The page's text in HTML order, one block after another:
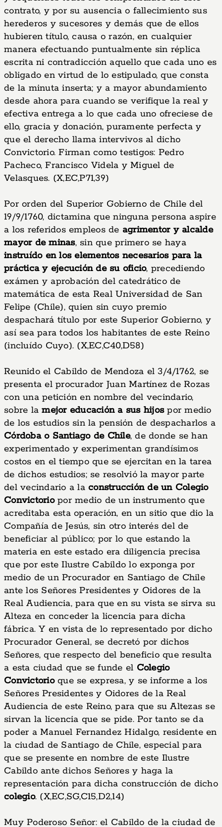
contrato, y por su ausencia o fallecimiento sus
herederos y sucesores y demás que de ellos
hubieren título, causa o razón, en cualquier
manera efectuando puntualmente sin réplica
escrita ni contradicción aquello que cada uno es
obligado en virtud de lo estipulado, que consta
de la minuta inserta; y a mayor abundamiento
desde ahora para cuando se verifique la real y
efectiva entrega a lo que cada uno ofreciese de
ello, gracia y donación, puramente perfecta y
que el derecho llama intervivos al dicho
Convictorio. Firman como testigos: Pedro
Pacheco, Francisco Videla y Miguel de
Velasques. (X,EC,P71,39)
Por orden del Superior Gobierno de Chile del
19/9/1760, dictamina que ninguna persona aspire
a los referidos empleos de agrimentor y alcalde
mayor de minas, sin que primero se haya
instruído en los elementos necesarios para la
práctica y ejecución de su oficio, precediendo
exámen y aprobación del catedrático de
matemática de esta Real Universidad de San
Felipe (Chile), quien sin cuyo premio
despachará título por este Superior Gobierno, y
así sea para todos los habitantes de este Reino
(incluído Cuyo). (X,EC,C40,D58)
Reunido el Cabildo de Mendoza el 3/4/1762, se
presenta el procurador Juan Martínez de Rozas
con una petición en nombre del vecindario,
sobre lamejor educación a sus hijospor medio
de los estudios sin la pensión de despacharlos a
Córdoba o Santiago de Chile, de donde se han
experimentado y experimentan grandísimos
costos en el tiempo que se ejercitan en la tarea
de dichos estudios; se resolvió la mayor parte
del vecindario a la construcción de un Colegio
Convictoriopor medio de un instrumento que
acreditaba esta operación, en un sitio que dio la
Compañía de Jesús, sin otro interés del de
beneficiar al público; por lo que estando la
materia en este estado era diligencia precisa
que por este Ilustre Cabildo lo exponga por
medio de un Procurador en Santiago de Chile
ante los Señores Presidentes y Oidores de la
Real Audiencia, para que en su vista se sirva su
Alteza en conceder la licencia para dicha
fábrica. Y en vista de lo representado por dicho
Procurador General, se decretó por dichos
Señores, que respecto del beneficio que resulta
a esta ciudad que se funde el Colegio
Convictorioque se expresa, y se informe a los
Señores Presidentes y Oidores de la Real
Audiencia de este Reino, para que su Altezas se
sirvan la licencia que se pide. Por tanto se da
poder a Manuel Fernandez Hidalgo, residente en
la ciudad de Santiago de Chile, especial para
que se presente en nombre de este Ilustre
Cabildo ante dichos Señores y haga la
representación para dicha construcción de dicho
colegio. (X,EC,SG,C15,D2,14)
Muy Poderoso Señor: el Cabildo de la ciudad de